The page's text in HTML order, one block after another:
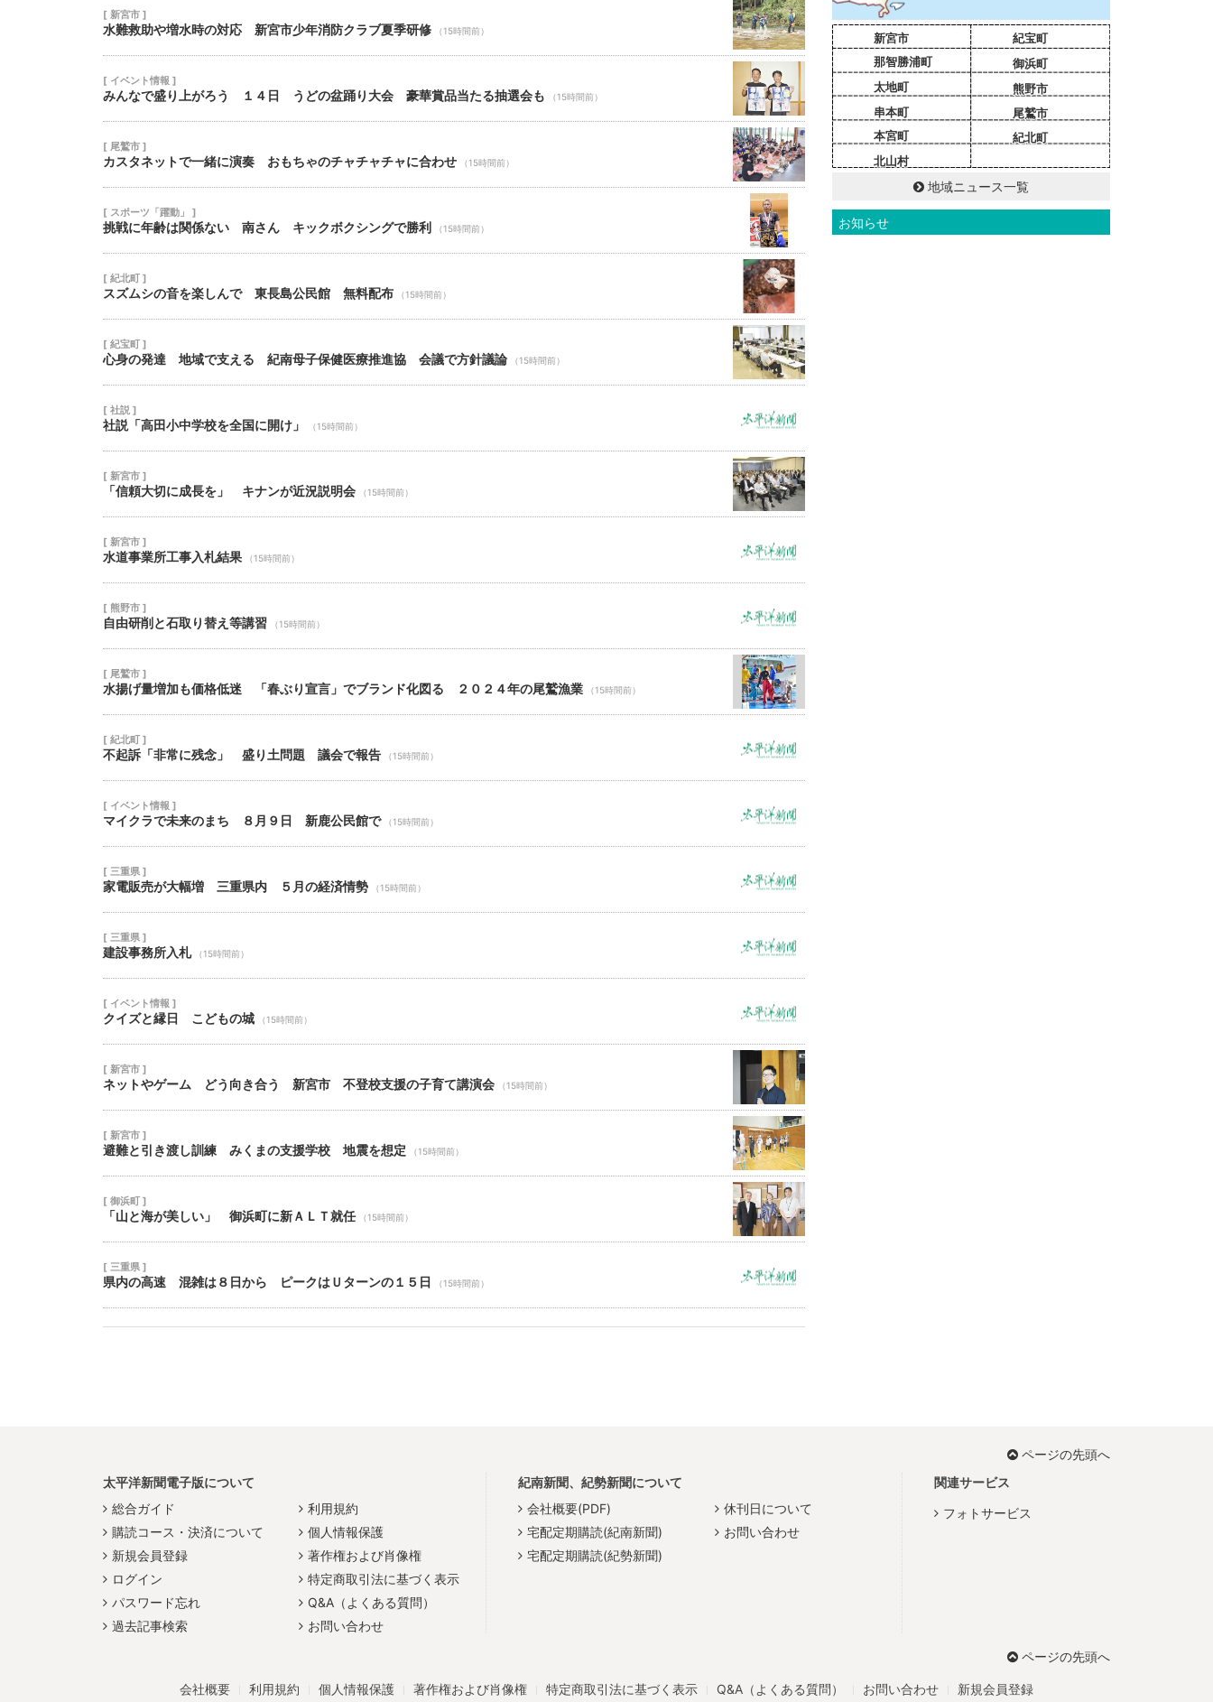
[ 新宮市 ]
水難救助や増水時の対応 新宮市少年消防クラブ夏季研修 （15時間前）
[ イベント情報 ]
みんなで盛り上がろう １４日 うどの盆踊り大会 豪華賞品当たる抽選会も （15時間前）
[ 尾鷲市 ]
カスタネットで一緒に演奏 おもちゃのチャチャチャに合わせ （15時間前）
[ スポーツ「躍動」 ]
挑戦に年齢は関係ない 南さん キックボクシングで勝利 （15時間前）
[ 紀北町 ]
スズムシの音を楽しんで 東長島公民館 無料配布 （15時間前）
[ 紀宝町 ]
心身の発達 地域で支える 紀南母子保健医療推進協 会議で方針議論 （15時間前）
[ 社説 ]
社説「高田小中学校を全国に開け」 （15時間前）
[ 新宮市 ]
「信頼大切に成長を」 キナンが近況説明会 （15時間前）
[ 新宮市 ]
水道事業所工事入札結果 （15時間前）
[ 熊野市 ]
自由研削と石取り替え等講習 （15時間前）
[ 尾鷲市 ]
水揚げ量増加も価格低迷 「春ぶり宣言」でブランド化図る ２０２４年の尾鷲漁業 （15時間前）
[ 紀北町 ]
不起訴「非常に残念」 盛り土問題 議会で報告 （15時間前）
[ イベント情報 ]
マイクラで未来のまち ８月９日 新鹿公民館で （15時間前）
[ 三重県 ]
家電販売が大幅増 三重県内 ５月の経済情勢 （15時間前）
[ 三重県 ]
建設事務所入札 （15時間前）
[ イベント情報 ]
クイズと縁日 こどもの城 （15時間前）
[ 新宮市 ]
ネットやゲーム どう向き合う 新宮市 不登校支援の子育て講演会 （15時間前）
[ 新宮市 ]
避難と引き渡し訓練 みくまの支援学校 地震を想定 （15時間前）
[ 御浜町 ]
「山と海が美しい」 御浜町に新ＡＬＴ就任 （15時間前）
[ 三重県 ]
県内の高速 混雑は８日から ピークはＵターンの１５日 （15時間前）
新宮市
那智勝浦町
太地町
串本町
本宮町
北山村
紀宝町
御浜町
熊野市
尾鷲市
紀北町
地域ニュース一覧
お知らせ
ページの先頭へ
太平洋新聞電子版について
総合ガイド
購読コース・決済について
新規会員登録
ログイン
パスワード忘れ
過去記事検索
利用規約
個人情報保護
著作権および肖像権
特定商取引法に基づく表示
Q&A（よくある質問）
お問い合わせ
紀南新聞、紀勢新聞について
会社概要(PDF)
宅配定期購読(紀南新聞)
宅配定期購読(紀勢新聞)
休刊日について
お問い合わせ
関連サービス
フォトサービス
ページの先頭へ
会社概要 利用規約 個人情報保護 著作権および肖像権 特定商取引法に基づく表示 Q&A（よくある質問） お問い合わせ 新規会員登録